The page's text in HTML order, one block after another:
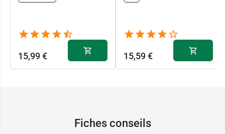
15,99 € 15,59 €
Fiches conseils